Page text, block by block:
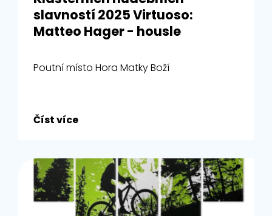
slavností 2025 Virtuoso:
Matteo Hager - housle
Poutní místo Hora Matky Boží
Číst více